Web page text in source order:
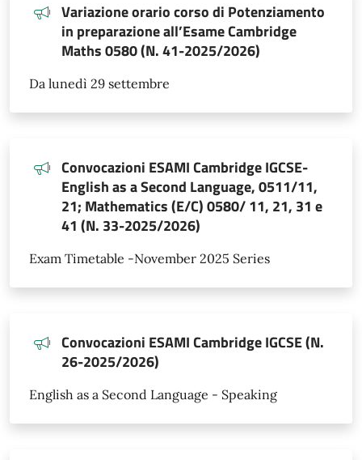
Variazione orario corso di Potenziamento
in preparazione all’Esame Cambridge
Maths 0580 (N. 41-2025/2026)
Da lunedì 29 settembre
Convocazioni ESAMI Cambridge IGCSE-
English as a Second Language, 0511/11,
21; Mathematics (E/C) 0580/ 11, 21, 31 e
41 (N. 33-2025/2026)
Exam Timetable -November 2025 Series
Convocazioni ESAMI Cambridge IGCSE (N.
26-2025/2026)
English as a Second Language - Speaking